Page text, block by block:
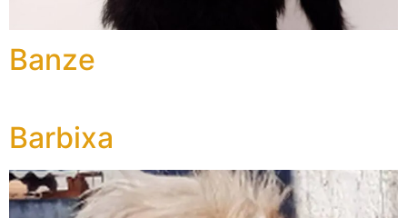
Banze
Barbixa